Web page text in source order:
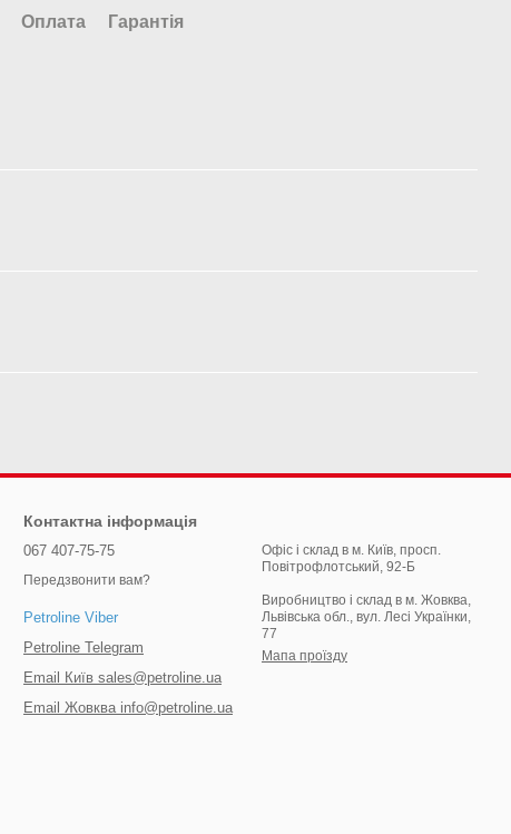
Оплата Гарантія
Контактна інформація
067 407-75-75
Передзвонити вам?
Petroline Viber
Petroline Telegram
Email Київ sales@petroline.ua
Email Жовква info@petroline.ua
Офіс і склад в м. Київ, просп.
Повітрофлотський, 92-Б
Виробництво і склад в м. Жовква,
Львівська обл., вул. Лесі Українки,
77
Мапа проїзду